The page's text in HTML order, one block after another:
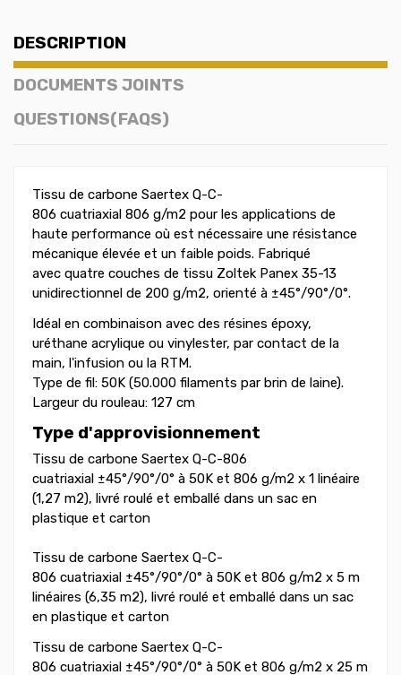
DESCRIPTION
DOCUMENTS JOINTS
QUESTIONS(FAQS)
Tissu de carbone Saertex Q-C-
806 cuatriaxial 806 g/m2 pour les applications de
haute performance où est nécessaire une résistance
mécanique élevée et un faible poids. Fabriqué
avec quatre couches de tissu Zoltek Panex 35-13
unidirectionnel de 200 g/m2, orienté à ±45°/90°/0°.
Idéal en combinaison avec des résines époxy,
uréthane acrylique ou vinylester, par contact de la
main, l'infusion ou la RTM.
Type de fil: 50K (50.000 filaments par brin de laine).
Largeur du rouleau: 127 cm
Type d'approvisionnement
Tissu de carbone Saertex Q-C-806
cuatriaxial ±45°/90°/0° à 50K et 806 g/m2 x 1 linéaire
(1,27 m2), livré roulé et emballé dans un sac en
plastique et carton
Tissu de carbone Saertex Q-C-
806 cuatriaxial ±45°/90°/0° à 50K et 806 g/m2 x 5 m
linéaires (6,35 m2), livré roulé et emballé dans un sac
en plastique et carton
Tissu de carbone Saertex Q-C-
806 cuatriaxial ±45°/90°/0° à 50K et 806 g/m2 x 25 m